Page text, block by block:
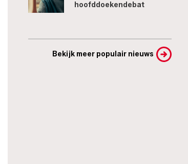
hoofddoekendebat
Bekijk meer populair nieuws